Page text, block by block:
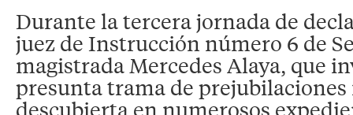
Durante la tercera jornada de
juez de Instrucción número 6 de
magistrada Mercedes Alaya, que
presunta trama de prejubilaciones
descubierta en numerosos